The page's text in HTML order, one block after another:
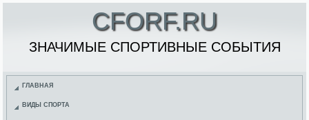
CFORF.RU
ЗНАЧИМЫЕ СПОРТИВНЫЕ СОБЫТИЯ
ГЛАВНАЯ
ВИДЫ СПОРТА